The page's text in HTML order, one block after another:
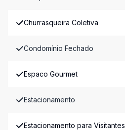
Churrasqueira Coletiva
Condomínio Fechado
Espaco Gourmet
Estacionamento
Estacionamento para Visitantes